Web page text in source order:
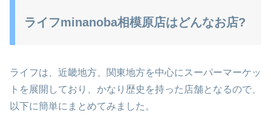
ライフminanoba相模原店はどんなお店?
ライフは、近畿地方、関東地方を中心にスーパーマーケッ
トを展開しており、かなり歴史を持った店舗となるので、
以下に簡単にまとめてみました。